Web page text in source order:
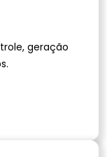
geração